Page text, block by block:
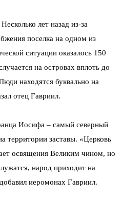
лет назад из-за
поселка на одном из
ситуации оказалось 150
на островах вплоть до
находятся буквально на
отец Гавриил.
Иосифа – самый северный
территории заставы. «Церковь
освящения Великим чином, но
народ приходит на
иеромонах Гавриил.